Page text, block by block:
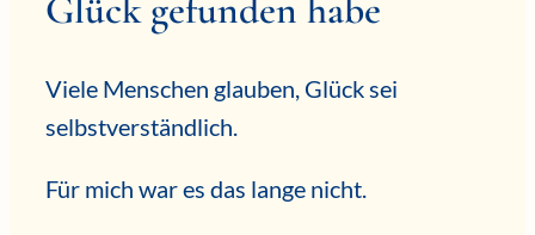
Glück gefunden habe
Viele Menschen glauben, Glück sei
selbstverständlich.
Für mich war es das lange nicht.